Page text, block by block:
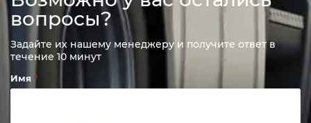
вопросы?
Задайте их нашему менеджеру и получите ответ в
течение 10 минут
Имя